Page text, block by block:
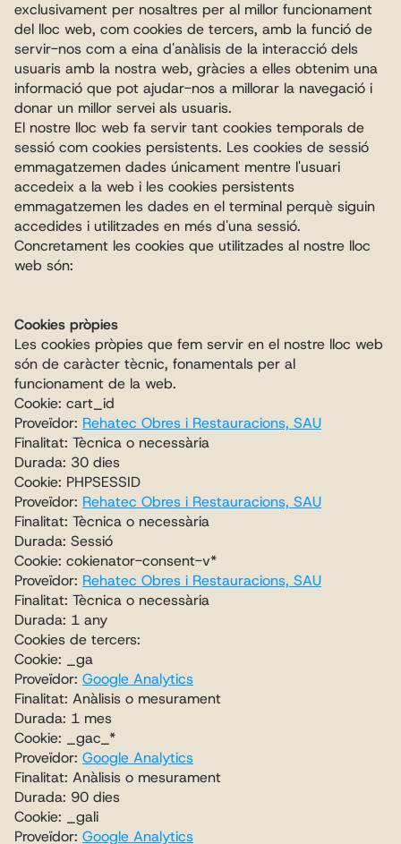
exclusivament per nosaltres per al millor funcionament
del lloc web, com cookies de tercers, amb la funció de
servir-nos com a eina d'anàlisis de la interacció dels
usuaris amb la nostra web, gràcies a elles obtenim una
informació que pot ajudar-nos a millorar la navegació i
donar un millor servei als usuaris.
El nostre lloc web fa servir tant cookies temporals de
sessió com cookies persistents. Les cookies de sessió
emmagatzemen dades únicament mentre l'usuari
accedeix a la web i les cookies persistents
emmagatzemen les dades en el terminal perquè siguin
accedides i utilitzades en més d'una sessió.
Concretament les cookies que utilitzades al nostre lloc
web són:
Cookies pròpies
Les cookies pròpies que fem servir en el nostre lloc web
són de caràcter tècnic, fonamentals per al
funcionament de la web.
Cookie: cart_id
Proveïdor: Rehatec Obres i Restauracions, SAU
Finalitat: Tècnica o necessària
Durada: 30 dies
Cookie: PHPSESSID
Proveïdor: Rehatec Obres i Restauracions, SAU
Finalitat: Tècnica o necessària
Durada: Sessió
Cookie: cokienator-consent-v*
Proveïdor: Rehatec Obres i Restauracions, SAU
Finalitat: Tècnica o necessària
Durada: 1 any
Cookies de tercers:
Cookie: _ga
Proveïdor: Google Analytics
Finalitat: Anàlisis o mesurament
Durada: 1 mes
Cookie: _gac_*
Proveïdor: Google Analytics
Finalitat: Anàlisis o mesurament
Durada: 90 dies
Cookie: _gali
Proveïdor: Google Analytics